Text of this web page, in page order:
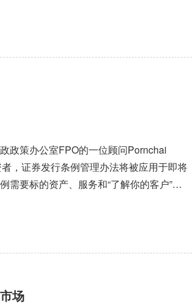
政策办公室FPO的一位顾问Pornchai
，证券发行条例管理办法将被应用于即将
需要标的资产、服务和“了解你的客户”原
场